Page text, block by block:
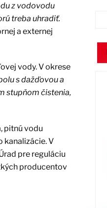
z vodovodu
treba uhradiť.
a externej
vody. V okrese
s dažďovou a
stupňom čistenia,
pitnú vodu
kanalizácie. V
pre reguláciu
producentov